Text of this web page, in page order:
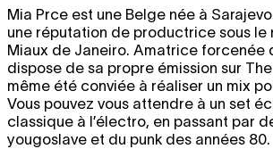
Mia Prce est une Belge née à
une réputation de productrice sous le
Miaux de Janeiro. Amatrice forcenée
dispose de sa propre émission sur
même été conviée à réaliser un mix
Vous pouvez vous attendre à un set
classique à l’électro, en passant par
yougoslave et du punk des années 80.